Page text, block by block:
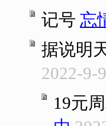
记号 忘
据说明
2022-9-
19元